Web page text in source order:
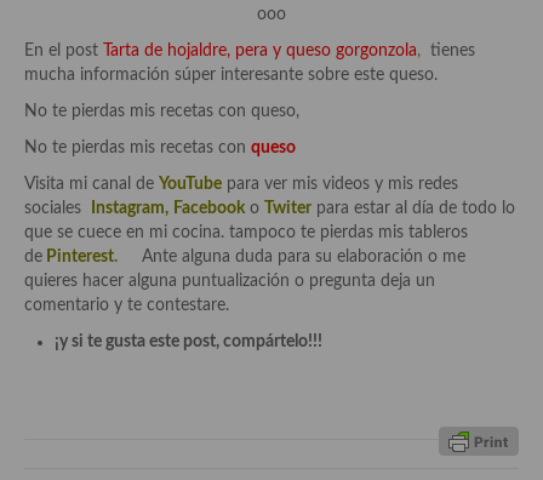
Aves
Carne
Pescado y Marisco
Postres y dulces
Postres con frutas
Quesos, recetas
Salazones y encurtidos
ooo
En el post Tarta de hojaldre, pera y queso gorgonzola, tienes
mucha información súper interesante sobre este queso.
No te pierdas mis recetas con queso,
No te pierdas mis recetas con queso
Visita mi canal de YouTube para ver mis videos y mis redes
sociales
Instagram, Facebooko Twiter para estar al día de todo lo
que se cuece en mi cocina. tampoco te pierdas mis tableros
de Pinterest. Ante alguna duda para su elaboración o me
quieres hacer alguna puntualización o pregunta deja un
comentario y te contestare.
¡y si te gusta este post, compártelo!!!